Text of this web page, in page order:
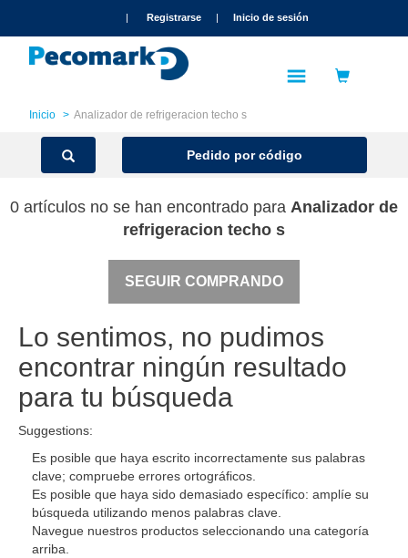
| Registrarse | Inicio de sesión
Inicio Analizador de refrigeracion techo s
Pedido por código
0 artículos no se han encontrado para Analizador de
refrigeracion techo s
SEGUIR COMPRANDO
Lo sentimos, no pudimos
encontrar ningún resultado
para tu búsqueda
Suggestions:
Es posible que haya escrito incorrectamente sus palabras
clave; compruebe errores ortográficos.
Es posible que haya sido demasiado específico: amplíe su
búsqueda utilizando menos palabras clave.
Navegue nuestros productos seleccionando una categoría
arriba.